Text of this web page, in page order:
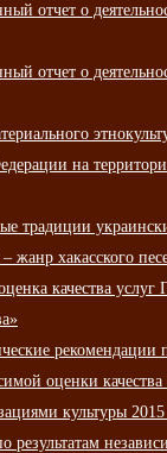
отчет о
отчет о
на
традиции
жанр хакасского
качества
рекомендации
оценки качества
культуры 2015
результатам